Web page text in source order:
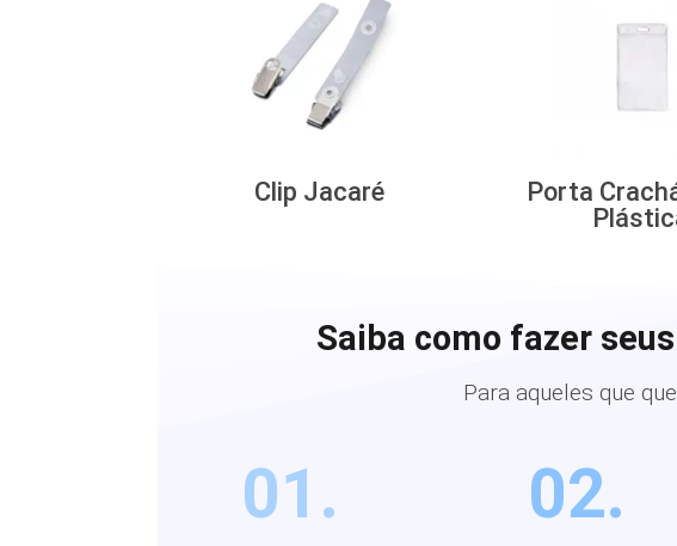
Clip Jacaré
Porta
Saiba como fazer
Para aqueles que
01. 02.